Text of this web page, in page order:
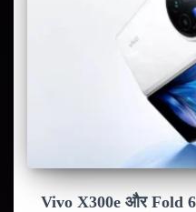
Vivo X300e और Fold